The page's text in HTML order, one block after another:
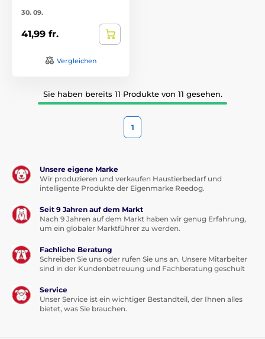
30. 09.
41,99 fr.
Vergleichen
Sie haben bereits 11 Produkte von 11 gesehen.
1
Unsere eigene Marke
Wir produzieren und verkaufen Haustierbedarf und
intelligente Produkte der Eigenmarke Reedog.
Seit 9 Jahren auf dem Markt
Nach 9 Jahren auf dem Markt haben wir genug Erfahrung,
um ein globaler Marktführer zu werden.
Fachliche Beratung
Schreiben Sie uns oder rufen Sie uns an. Unsere Mitarbeiter
sind in der Kundenbetreuung und Fachberatung geschult
Service
Unser Service ist ein wichtiger Bestandteil, der Ihnen alles
bietet, was Sie brauchen.